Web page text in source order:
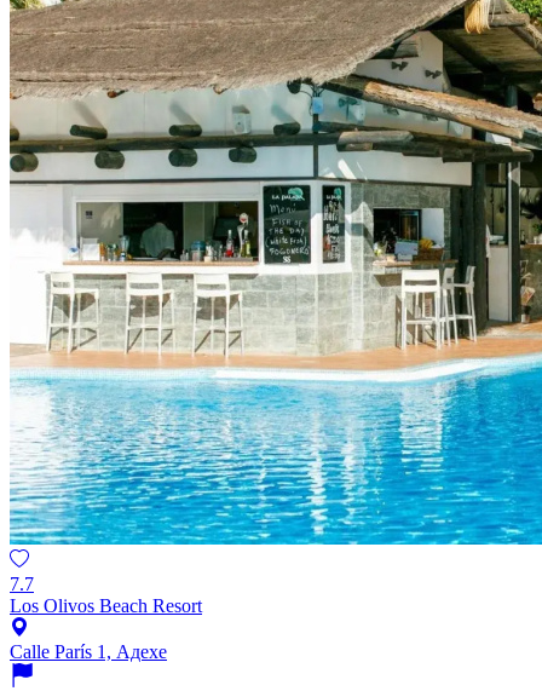
7.7
Los Olivos Beach Resort
Calle París 1, Адехе